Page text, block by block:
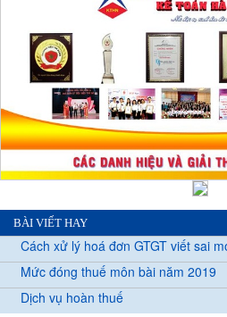
BÀI VIẾT HAY
Cách xử lý hoá đơn GTGT viết sai
Mức đóng thuế môn bài năm 2019
Dịch vụ hoàn thuế